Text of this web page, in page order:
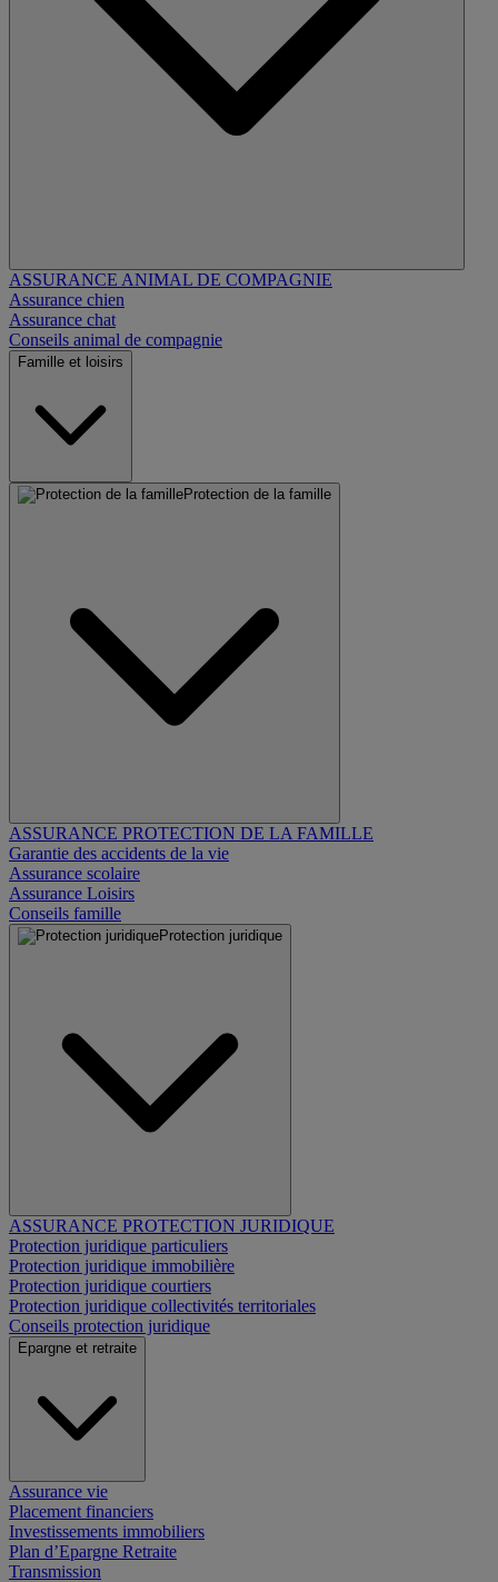
ASSURANCE ANIMAL DE COMPAGNIE
Assurance chien
Assurance chat
Conseils animal de compagnie
Famille et loisirs
Protection de la famille
ASSURANCE PROTECTION DE LA FAMILLE
Garantie des accidents de la vie
Assurance scolaire
Assurance Loisirs
Conseils famille
Protection juridique
ASSURANCE PROTECTION JURIDIQUE
Protection juridique particuliers
Protection juridique immobilière
Protection juridique courtiers
Protection juridique collectivités territoriales
Conseils protection juridique
Epargne et retraite
Assurance vie
Placement financiers
Investissements immobiliers
Plan d’Epargne Retraite
Transmission